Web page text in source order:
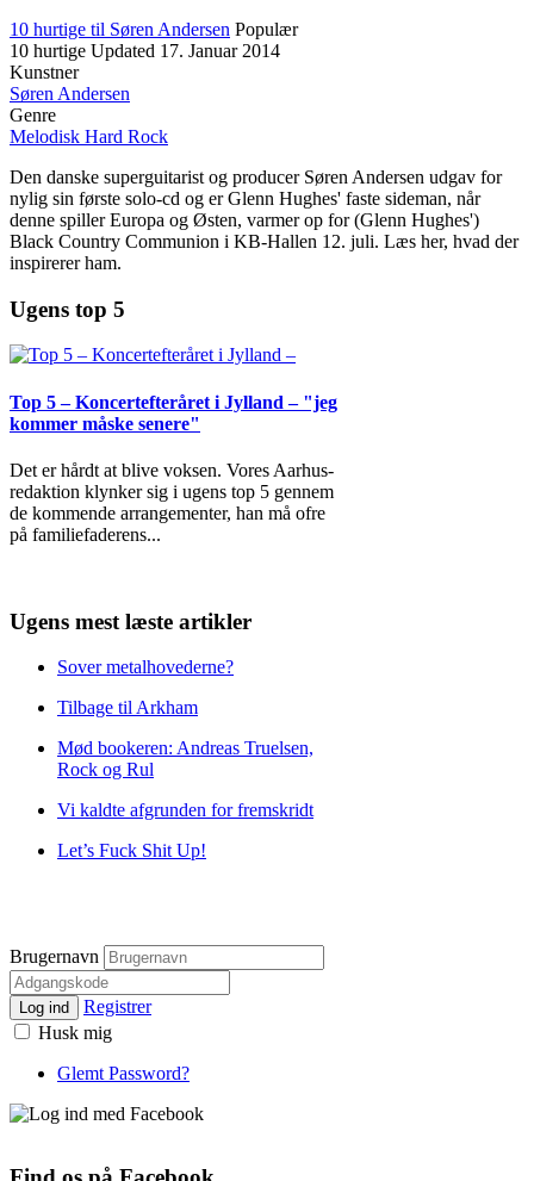
10 hurtige til Søren Andersen Populær
10 hurtige Updated 17. Januar 2014
Kunstner
Søren Andersen
Genre
Melodisk Hard Rock
Den danske superguitarist og producer Søren Andersen udgav for
nylig sin første solo-cd og er Glenn Hughes' faste sideman, når
denne spiller Europa og Østen, varmer op for (Glenn Hughes')
Black Country Communion i KB-Hallen 12. juli. Læs her, hvad der
inspirerer ham.
Ugens top 5
Top 5 – Koncertefteråret i Jylland – "jeg
kommer måske senere"
Det er hårdt at blive voksen. Vores Aarhus-
redaktion klynker sig i ugens top 5 gennem
de kommende arrangementer, han må ofre
på familiefaderens...
Ugens mest læste artikler
Sover metalhovederne?
Tilbage til Arkham
Mød bookeren: Andreas Truelsen,
Rock og Rul
Vi kaldte afgrunden for fremskridt
Let’s Fuck Shit Up!
Brugernavn
Log ind
Registrer
Husk mig
Glemt Password?